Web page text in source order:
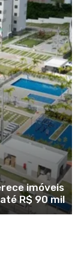
imóveis
R$ 90 mil